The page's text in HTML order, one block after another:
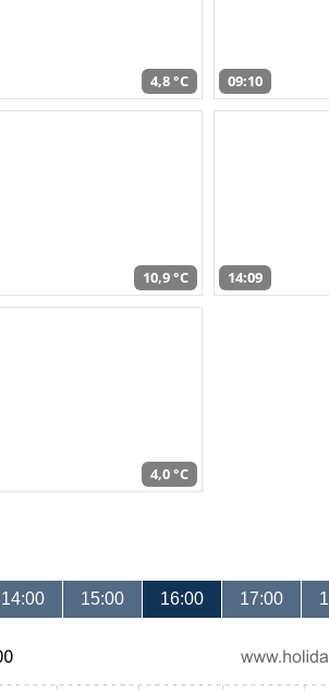
4,8 °C 09:10
10,9 °C 14:09
4,0 °C
14:00 15:00 16:00 17:00